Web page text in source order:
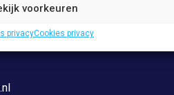
voorkeuren
privacyCookies privacy